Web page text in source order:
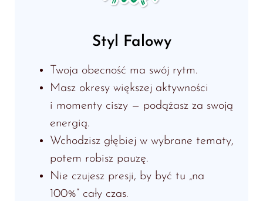
Styl Falowy
Twoja obecność ma swój rytm.
Masz okresy większej aktywności
i momenty ciszy — podążasz za swoją
energią.
Wchodzisz głębiej w wybrane tematy,
potem robisz pauzę.
Nie czujesz presji, by być tu „na
100%” cały czas.